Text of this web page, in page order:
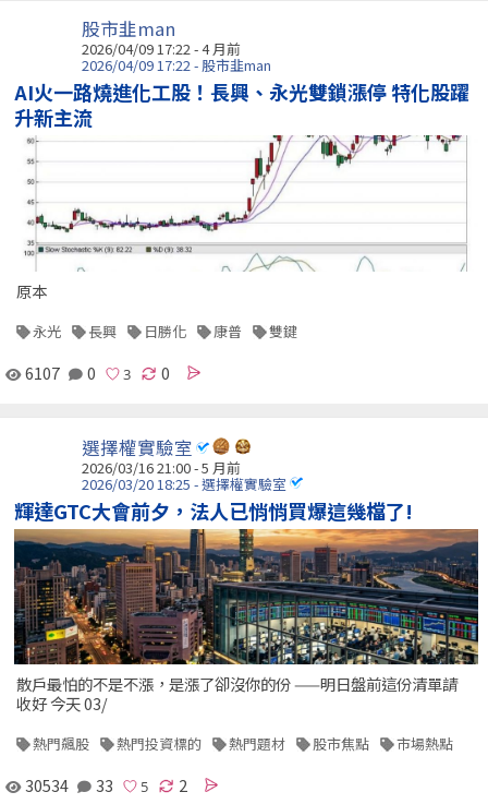
股市韭man
2026/04/09 17:22 - 4 月前
2026/04/09 17:22 - 股市韭man
AI火一路燒進化工股！長興、永光雙鎖漲停 特化股躍
升新主流
原本
永光 長興 日勝化 康普 雙鍵
6107 0 0
選擇權實驗室
2026/03/16 21:00 - 5 月前
2026/03/20 18:25 - 選擇權實驗室
輝達GTC大會前夕，法人已悄悄買爆這幾檔了!
散戶最怕的不是不漲，是漲了卻沒你的份 ——明日盤前這份清單請
收好 今天 03/
熱門飆股 熱門投資標的 熱門題材 股市焦點 市場熱點
30534 33 2